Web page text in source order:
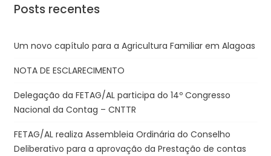
Posts recentes
Um novo capítulo para a Agricultura Familiar em Alagoas
NOTA DE ESCLARECIMENTO
Delegação da FETAG/AL participa do 14º Congresso
Nacional da Contag – CNTTR
FETAG/AL realiza Assembleia Ordinária do Conselho
Deliberativo para a aprovação da Prestação de contas